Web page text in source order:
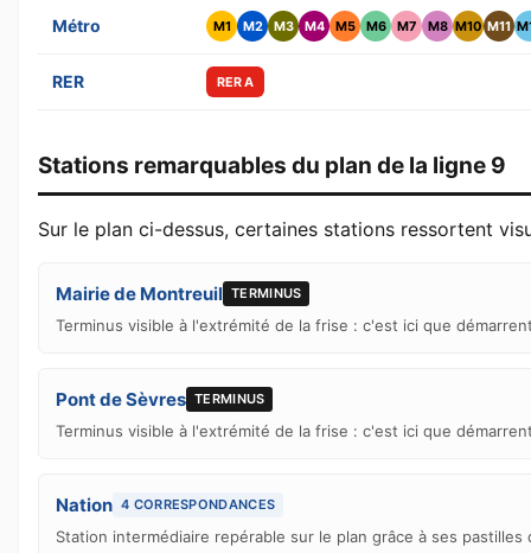
Métro M1 M2 M3 M4 M5 M6 M7 M8 M10 M11
RER RER A
Stations remarquables du plan de la ligne 9
Sur le plan ci-dessus, certaines stations ressortent
Mairie de Montreuil TERMINUS
Terminus visible à l'extrémité de la frise : c'est ici que
Pont de Sèvres TERMINUS
Terminus visible à l'extrémité de la frise : c'est ici que
Nation 4 CORRESPONDANCES
Station intermédiaire repérable sur le plan grâce à ses